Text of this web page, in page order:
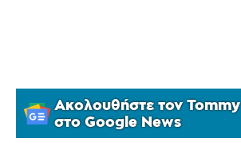
Ακολουθήστε τον Tommy
στο Google News